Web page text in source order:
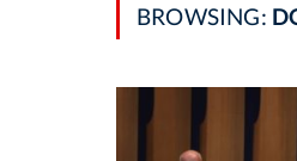
BROWSING: